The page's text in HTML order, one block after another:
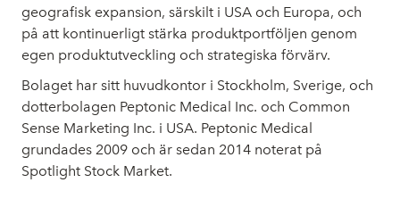
geografisk expansion, särskilt i USA och Europa, och
på att kontinuerligt stärka produktportföljen genom
egen produktutveckling och strategiska förvärv.
Bolaget har sitt huvudkontor i Stockholm, Sverige, och
dotterbolagen Peptonic Medical Inc. och Common
Sense Marketing Inc. i USA. Peptonic Medical
grundades 2009 och är sedan 2014 noterat på
Spotlight Stock Market.